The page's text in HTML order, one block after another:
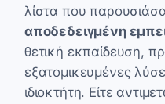
λίστα που
αποδεδειγμένη
θετική εκπαίδευση,
εξατομικευμένες
ιδιοκτήτη. Είτε